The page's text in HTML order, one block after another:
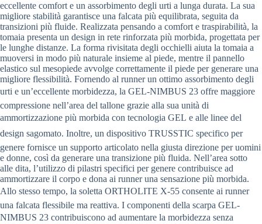
eccellente comfort e un assorbimento degli urti a lunga durata. La sua
migliore stabilità garantisce una falcata più equilibrata, seguita da
transizioni più fluide. Realizzata pensando a comfort e traspirabilità, la
tomaia presenta un design in rete rinforzata più morbida, progettata per
le lunghe distanze. La forma rivisitata degli occhielli aiuta la tomaia a
muoversi in modo più naturale insieme al piede, mentre il pannello
elastico sul mesopiede avvolge correttamente il piede per generare una
migliore flessibilità. Fornendo al runner un ottimo assorbimento degli
urti e un’eccellente morbidezza, la GEL-NIMBUS 23 offre maggiore
compressione nell’area del tallone grazie alla sua unità di
ammortizzazione più morbida con tecnologia GEL e alle linee del
design sagomato. Inoltre, un dispositivo TRUSSTIC specifico per
genere fornisce un supporto articolato nella giusta direzione per uomini
e donne, così da generare una transizione più fluida. Nell’area sotto
alle dita, l’utilizzo di pilastri specifici per genere contribuisce ad
ammortizzare il corpo e dona ai runner una sensazione più morbida.
Allo stesso tempo, la soletta ORTHOLITE X-55 consente ai runner
una falcata flessibile ma reattiva. I componenti della scarpa GEL-
NIMBUS 23 contribuiscono ad aumentare la morbidezza senza